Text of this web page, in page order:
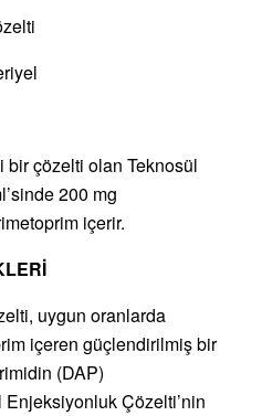
bir çözelti olan Teknosül
200 mg
içerir.
uygun oranlarda
içeren güçlendirilmiş bir
(DAP)
Çözelti’nin